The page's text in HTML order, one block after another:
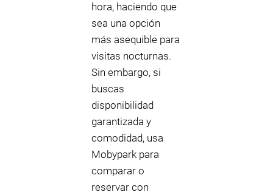
hora, haciendo que
sea una opción
más asequible para
visitas nocturnas.
Sin embargo, si
buscas
disponibilidad
garantizada y
comodidad, usa
Mobypark para
comparar o
reservar con